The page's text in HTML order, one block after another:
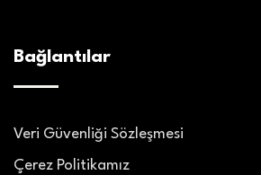
Bağlantılar
Veri Güvenliği Sözleşmesi
Çerez Politikamız